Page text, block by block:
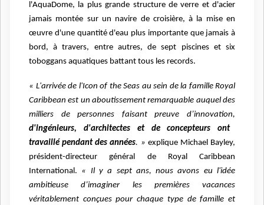
l'AquaDome, la plus grande structure de verre et d'acier
jamais montée sur un navire de croisière, à la mise en
œuvre d'une quantité d'eau plus importante que jamais à
bord, à travers, entre autres, de sept piscines et six
toboggans aquatiques battant tous les records.
« L'arrivée de l'Icon of the Seas au sein de la famille Royal
Caribbean est un aboutissement remarquable auquel des
milliers de personnes faisant preuve d’innovation,
d'ingénieurs, d'architectes et de concepteurs ont
travaillé pendant des années. » explique Michael Bayley,
président-directeur général de Royal Caribbean
International. « Il y a sept ans, nous avons eu l'idée
ambitieuse d’imaginer les premières vacances
véritablement conçues pour chaque type de famille et